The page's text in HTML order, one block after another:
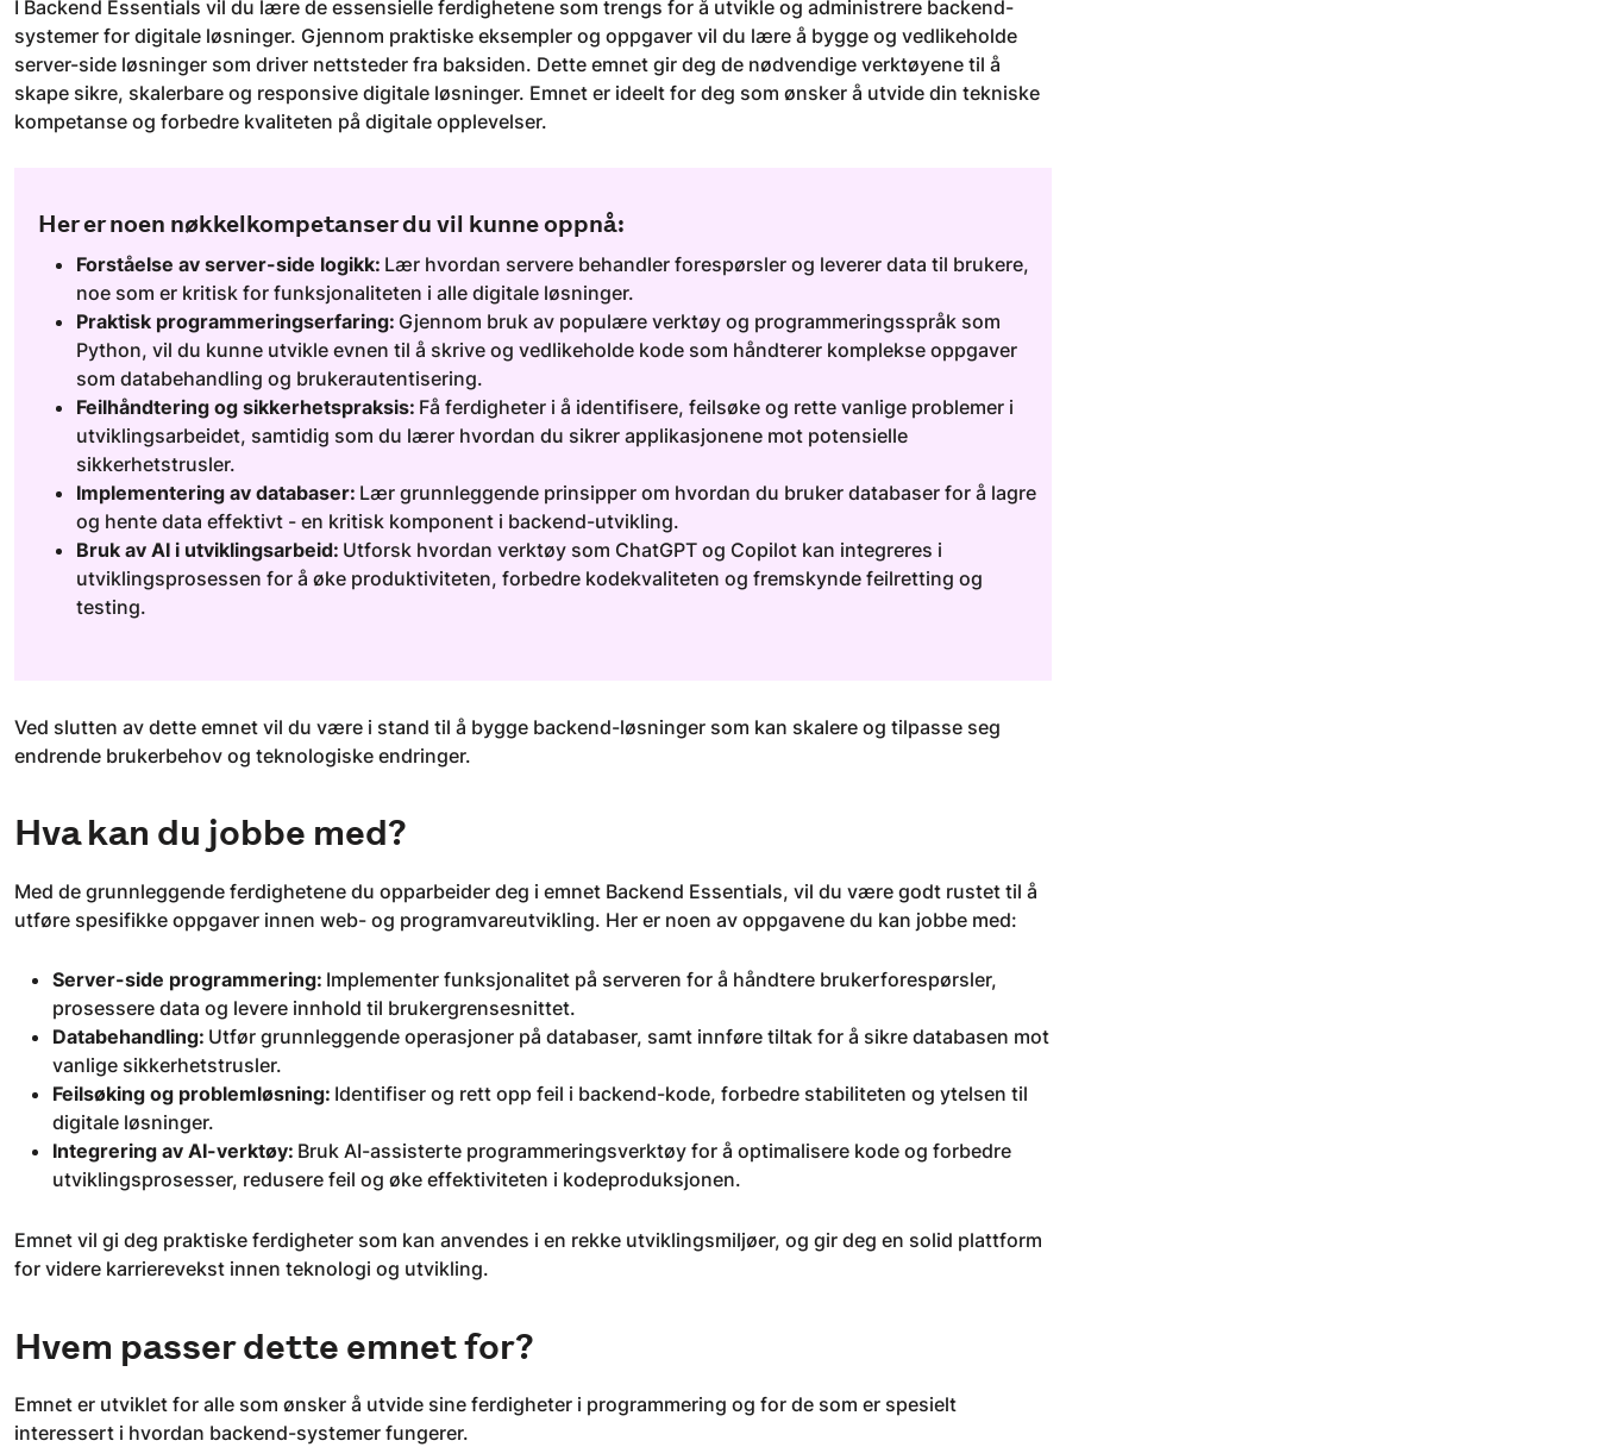
I Backend Essentials vil du lære de essensielle ferdighetene som trengs for å utvikle og administrere backend-
systemer for digitale løsninger. Gjennom praktiske eksempler og oppgaver vil du lære å bygge og vedlikeholde
server-side løsninger som driver nettsteder fra baksiden. Dette emnet gir deg de nødvendige verktøyene til å
skape sikre, skalerbare og responsive digitale løsninger. Emnet er ideelt for deg som ønsker å utvide din tekniske
kompetanse og forbedre kvaliteten på digitale opplevelser.
Her er noen nøkkelkompetanser du vil kunne oppnå:
Forståelse av server-side logikk: Lær hvordan servere behandler forespørsler og leverer data til brukere,
noe som er kritisk for funksjonaliteten i alle digitale løsninger.
Praktisk programmeringserfaring: Gjennom bruk av populære verktøy og programmeringsspråk som
Python, vil du kunne utvikle evnen til å skrive og vedlikeholde kode som håndterer komplekse oppgaver
som databehandling og brukerautentisering.
Feilhåndtering og sikkerhetspraksis: Få ferdigheter i å identifisere, feilsøke og rette vanlige problemer i
utviklingsarbeidet, samtidig som du lærer hvordan du sikrer applikasjonene mot potensielle
sikkerhetstrusler.
Implementering av databaser: Lær grunnleggende prinsipper om hvordan du bruker databaser for å lagre
og hente data effektivt - en kritisk komponent i backend-utvikling.
Bruk av AI i utviklingsarbeid: Utforsk hvordan verktøy som ChatGPT og Copilot kan integreres i
utviklingsprosessen for å øke produktiviteten, forbedre kodekvaliteten og fremskynde feilretting og
testing.
Ved slutten av dette emnet vil du være i stand til å bygge backend-løsninger som kan skalere og tilpasse seg
endrende brukerbehov og teknologiske endringer.
Hva kan du jobbe med?
Med de grunnleggende ferdighetene du opparbeider deg i emnet Backend Essentials, vil du være godt rustet til å
utføre spesifikke oppgaver innen web- og programvareutvikling. Her er noen av oppgavene du kan jobbe med:
Server-side programmering: Implementer funksjonalitet på serveren for å håndtere brukerforespørsler,
prosessere data og levere innhold til brukergrensesnittet.
Databehandling: Utfør grunnleggende operasjoner på databaser, samt innføre tiltak for å sikre databasen mot
vanlige sikkerhetstrusler.
Feilsøking og problemløsning: Identifiser og rett opp feil i backend-kode, forbedre stabiliteten og ytelsen til
digitale løsninger.
Integrering av AI-verktøy: Bruk AI-assisterte programmeringsverktøy for å optimalisere kode og forbedre
utviklingsprosesser, redusere feil og øke effektiviteten i kodeproduksjonen.
Emnet vil gi deg praktiske ferdigheter som kan anvendes i en rekke utviklingsmiljøer, og gir deg en solid plattform
for videre karrierevekst innen teknologi og utvikling.
Hvem passer dette emnet for?
Emnet er utviklet for alle som ønsker å utvide sine ferdigheter i programmering og for de som er spesielt
interessert i hvordan backend-systemer fungerer.